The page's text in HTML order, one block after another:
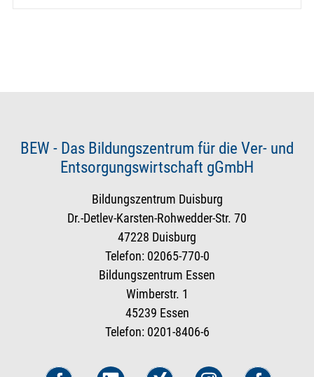
BEW - Das Bildungszentrum für die Ver- und
Entsorgungswirtschaft gGmbH
Bildungszentrum Duisburg
Dr.-Detlev-Karsten-Rohwedder-Str. 70
47228 Duisburg
Telefon: 02065-770-0
Bildungszentrum Essen
Wimberstr. 1
45239 Essen
Telefon: 0201-8406-6